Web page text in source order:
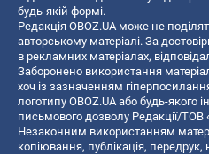
будь-якій формі.
Редакція OBOZ.UA може не
авторському матеріалі. За
в рекламних матеріалах,
Заборонено використання
хоч із зазначенням
логотипу OBOZ.UA або будь-якого
письмового дозволу Редакції/ТОВ
Незаконним використанням
копiювання, публiкацiя, передрук,